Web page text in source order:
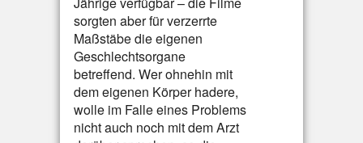
sorgten aber für verzerrte
Maßstäbe die eigenen
Geschlechtsorgane
betreffend. Wer ohnehin mit
dem eigenen Körper hadere,
wolle im Falle eines Problems
nicht auch noch mit dem Arzt